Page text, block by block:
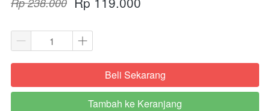
`Beli Sekarang
`
Tambah ke Keranjang